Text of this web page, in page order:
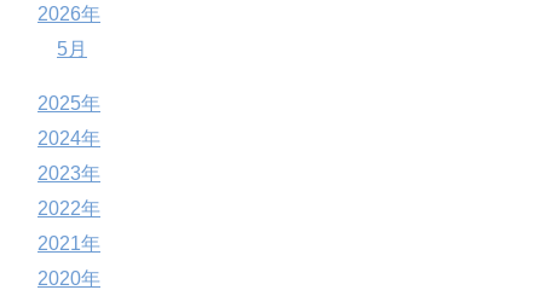
2026年
5月
2025年
2024年
2023年
2022年
2021年
2020年